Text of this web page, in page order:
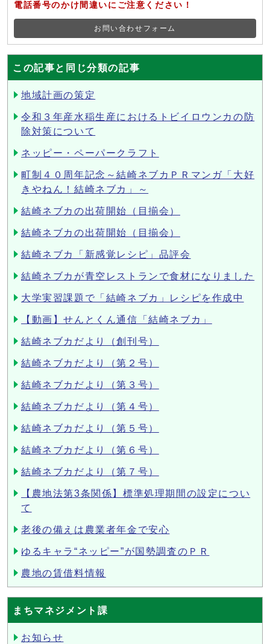
電話番号のかけ間違いにご注意ください！
お問い合わせフォーム
この記事と同じ分類の記事
地域計画の策定
令和３年産水稲生産におけるトビイロウンカの防
除対策について
ネッピー・ペーパークラフト
町制４０周年記念～結崎ネブカＰＲマンガ「大好
きやねん！結崎ネブカ」～
結崎ネブカの出荷開始（目揃会）
結崎ネブカの出荷開始（目揃会）
結崎ネブカ「新感覚レシピ」品評会
結崎ネブカが青空レストランで食材になりました
大学実習課題で「結崎ネブカ」レシピを作成中
【動画】せんとくん通信「結崎ネブカ」
結崎ネブカだより（創刊号）
結崎ネブカだより（第２号）
結崎ネブカだより（第３号）
結崎ネブカだより（第４号）
結崎ネブカだより（第５号）
結崎ネブカだより（第６号）
結崎ネブカだより（第７号）
【農地法第3条関係】標準処理期間の設定につい
て
老後の備えは農業者年金で安心
ゆるキャラ“ネッピー”が国勢調査のＰＲ
農地の賃借料情報
まちマネジメント課
お知らせ